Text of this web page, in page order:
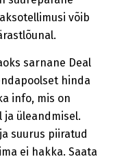
võib
sarnane Deal
hinda
info, mis on
ja üleandmisel.
suurus piiratud
ei hakka. Saata